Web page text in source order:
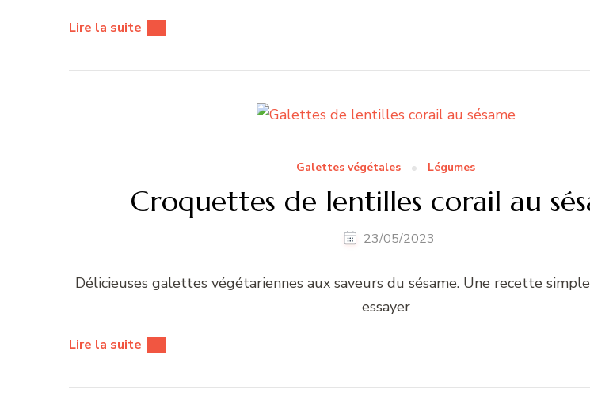
Lire la suite
Galettes végétales Légumes
Croquettes de lentilles corail au
23/05/2023
Délicieuses galettes végétariennes aux saveurs du sésame. Une recette
essayer
Lire la suite